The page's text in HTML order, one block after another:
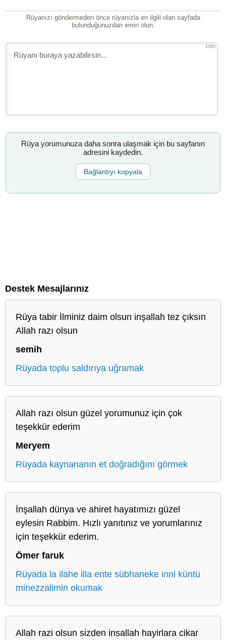
Rüyanızı göndermeden önce rüyanızla en ilgili olan sayfada
bulunduğunuzdan emin olun.
1000
Rüya yorumunuza daha sonra ulaşmak için bu sayfanın
adresini kaydedin.
Bağlantıyı kopyala
Destek Mesajlarınız
Rüya tabir İlminiz daim olsun inşallah tez çıksın
Allah razı olsun
semih
Rüyada toplu saldırıya uğramak
Allah razı olsun güzel yorumunuz için çok
teşekkür ederim
Meryem
Rüyada kaynananın et doğradığını görmek
İnşallah dünya ve ahiret hayatımızı güzel
eylesin Rabbim. Hızlı yanıtınız ve yorumlarınız
için teşekkür ederim.
Ömer faruk
Rüyada la ilahe illa ente sübhaneke inni küntü
minezzalimin okumak
Allah razi olsun sizden insallah hayirlara cikar